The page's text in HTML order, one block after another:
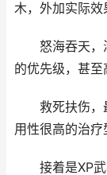
木，外加实际效
怒海吞天，满
的优先级，甚至
救死扶伤，最
用性很高的治疗
接着是XP武